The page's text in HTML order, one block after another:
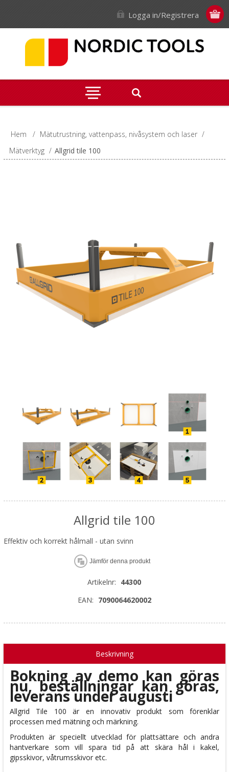
Logga in/Registrera
Hem / Mätutrustning, vattenpass, nivåsystem och laser /
Mätverktyg / Allgrid tile 100
Allgrid tile 100
Effektiv och korrekt hålmall - utan svinn
Jämför denna produkt
Artikelnr: 44300
EAN: 7090064620002
Beskrivning
Bokning av demo kan göras
nu, beställningar kan göras,
leverans under augusti
Allgrid Tile 100 är en innovativ produkt som förenklar
processen med mätning och märkning.
Produkten är speciellt utvecklad för plattsättare och andra
hantverkare som vill spara tid på att skära hål i kakel,
gipsskivor, våtrumsskivor etc.